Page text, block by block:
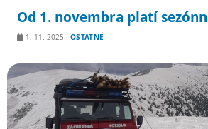
Od 1. novembra platí
1. 11. 2025 · OSTATNÉ